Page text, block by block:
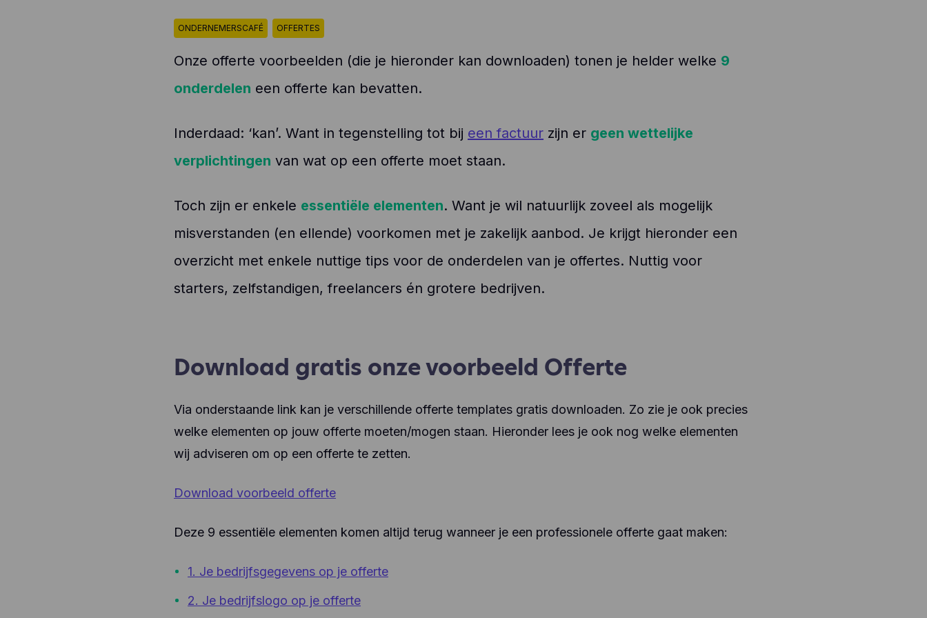
ONDERNEMERSCAFÉ OFFERTES
Onze offerte voorbeelden (die je hieronder kan downloaden) tonen je helder welke 9
onderdelen een offerte kan bevatten.
Inderdaad: ‘kan’. Want in tegenstelling tot bij een factuur zijn er geen wettelijke
verplichtingen van wat op een offerte moet staan.
Toch zijn er enkele essentiële elementen. Want je wil natuurlijk zoveel als mogelijk
misverstanden (en ellende) voorkomen met je zakelijk aanbod. Je krijgt hieronder een
overzicht met enkele nuttige tips voor de onderdelen van je offertes. Nuttig voor
starters, zelfstandigen, freelancers én grotere bedrijven.
Download gratis onze voorbeeld Offerte
Via onderstaande link kan je verschillende offerte templates gratis downloaden. Zo zie je ook precies
welke elementen op jouw offerte moeten/mogen staan. Hieronder lees je ook nog welke elementen
wij adviseren om op een offerte te zetten.
Download voorbeeld offerte
Deze 9 essentiële elementen komen altijd terug wanneer je een professionele offerte gaat maken:
1. Je bedrijfsgegevens op je offerte
2. Je bedrijfslogo op je offerte